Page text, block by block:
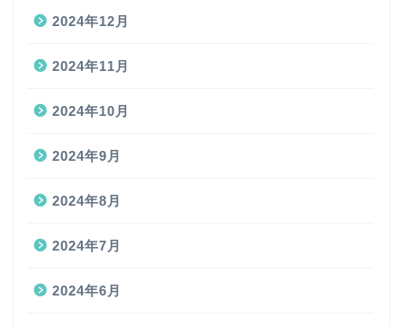
2024年12月
2024年11月
2024年10月
2024年9月
2024年8月
2024年7月
2024年6月